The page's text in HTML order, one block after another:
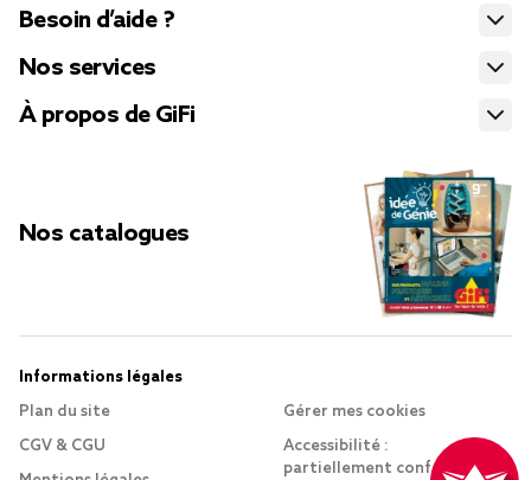
Besoin d’aide ?
Nos services
À propos de GiFi
Nos catalogues
Informations légales
Plan du site
CGV & CGU
Gérer mes cookies
Accessibilité :
partiellement conforme